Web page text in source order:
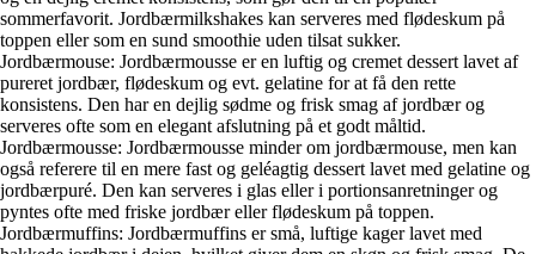
sommerfavorit. Jordbærmilkshakes kan serveres med flødeskum på
toppen eller som en sund smoothie uden tilsat sukker.
Jordbærmouse: Jordbærmousse er en luftig og cremet dessert lavet af
pureret jordbær, flødeskum og evt. gelatine for at få den rette
konsistens. Den har en dejlig sødme og frisk smag af jordbær og
serveres ofte som en elegant afslutning på et godt måltid.
Jordbærmousse: Jordbærmousse minder om jordbærmouse, men kan
også referere til en mere fast og geléagtig dessert lavet med gelatine og
jordbærpuré. Den kan serveres i glas eller i portionsanretninger og
pyntes ofte med friske jordbær eller flødeskum på toppen.
Jordbærmuffins: Jordbærmuffins er små, luftige kager lavet med